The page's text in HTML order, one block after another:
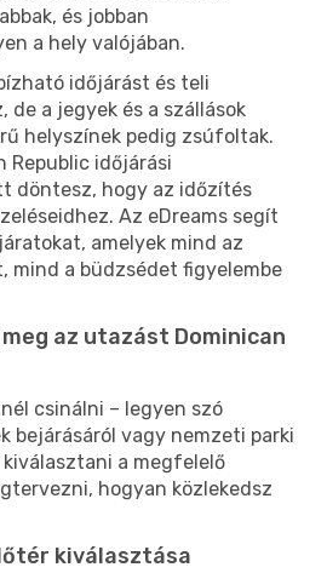
és jobban
a hely valójában.
időjárást és teli
de a jegyek és a szállások
helyszínek pedig zsúfoltak.
Republic időjárási
döntesz, hogy az időzítés
Az eDreams segít
amelyek mind az
mind a büdzsédet figyelembe
az utazást Dominican
csinálni – legyen szó
bejárásáról vagy nemzeti parki
a megfelelő
hogyan közlekedsz
kiválasztása